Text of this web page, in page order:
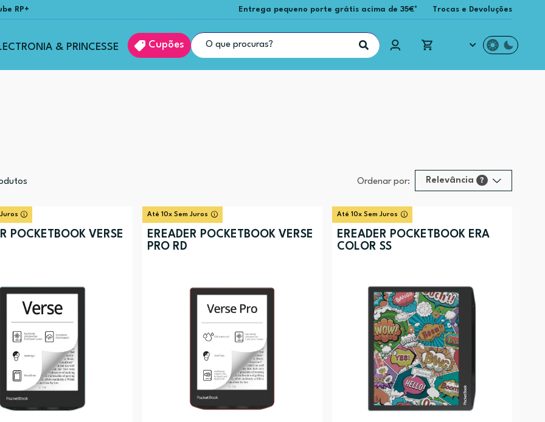
RP+ Entrega pequeno porte grátis acima de 35€* Trocas e Devoluções
& PRINCESSE Cupões
Ordenar por: Relevância ?
Alfabética (Z-A)
POCKETBOOK VERSE
Até 10x Sem Juros
EREADER POCKETBOOK VERSE
PRO RD
Até 10x Sem Juros
EREADER POCKETBOOK ERA
COLOR SS